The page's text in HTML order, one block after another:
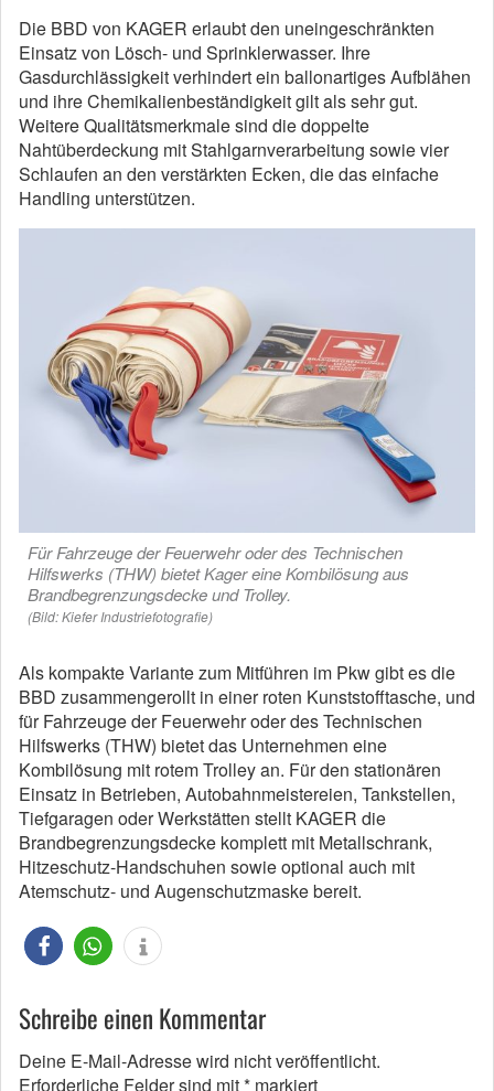
Die BBD von KAGER erlaubt den uneingeschränkten
Einsatz von Lösch- und Sprinklerwasser. Ihre
Gasdurchlässigkeit verhindert ein ballonartiges Aufblähen
und ihre Chemikalienbeständigkeit gilt als sehr gut.
Weitere Qualitätsmerkmale sind die doppelte
Nahtüberdeckung mit Stahlgarnverarbeitung sowie vier
Schlaufen an den verstärkten Ecken, die das einfache
Handling unterstützen.
Für Fahrzeuge der Feuerwehr oder des Technischen
Hilfswerks (THW) bietet Kager eine Kombilösung aus
Brandbegrenzungsdecke und Trolley.
(Bild: Kiefer Industriefotografie)
Als kompakte Variante zum Mitführen im Pkw gibt es die
BBD zusammengerollt in einer roten Kunststofftasche, und
für Fahrzeuge der Feuerwehr oder des Technischen
Hilfswerks (THW) bietet das Unternehmen eine
Kombilösung mit rotem Trolley an. Für den stationären
Einsatz in Betrieben, Autobahnmeistereien, Tankstellen,
Tiefgaragen oder Werkstätten stellt KAGER die
Brandbegrenzungsdecke komplett mit Metallschrank,
Hitzeschutz-Handschuhen sowie optional auch mit
Atemschutz- und Augenschutzmaske bereit.
Schreibe einen Kommentar
Deine E-Mail-Adresse wird nicht veröffentlicht.
Erforderliche Felder sind mit* markiert